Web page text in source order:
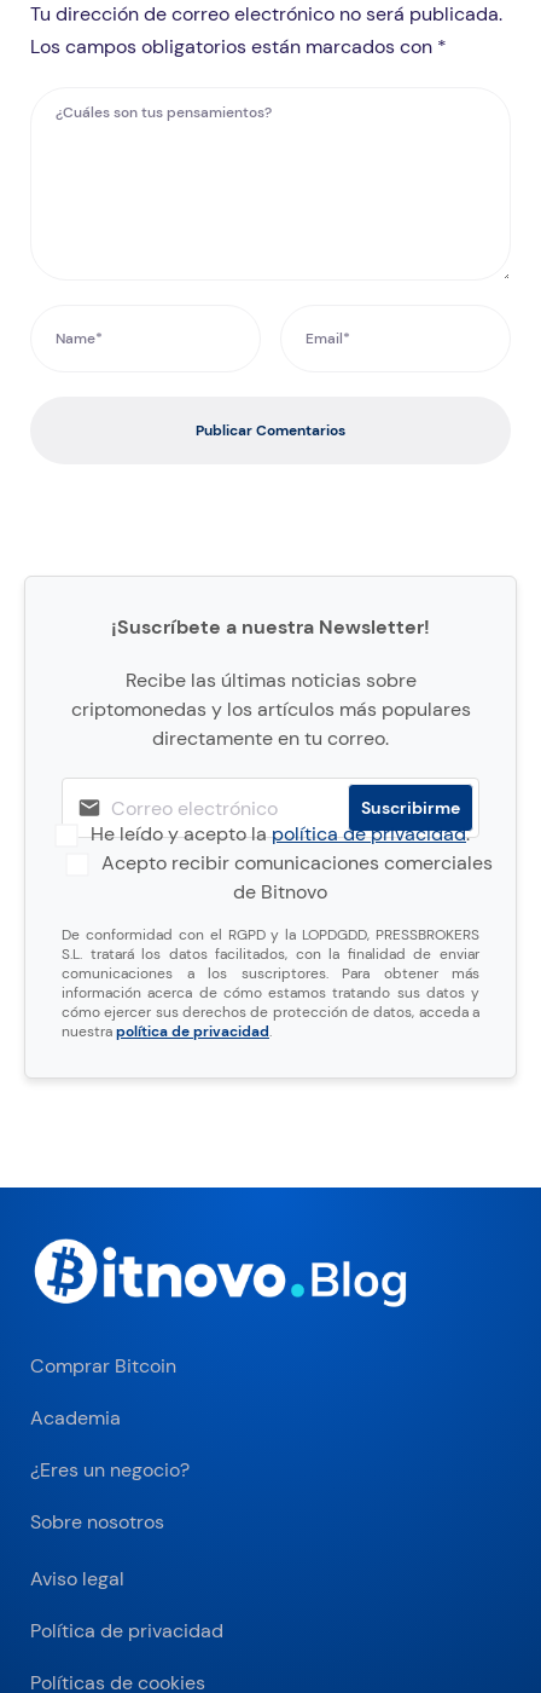
Tu dirección de correo electrónico no será publicada.
Los campos obligatorios están marcados con *
Publicar Comentarios
¡Suscríbete a nuestra Newsletter!
Recibe las últimas noticias sobre
criptomonedas y los artículos más populares
directamente en tu correo.
He leído y acepto lapolítica de privacidad.
Acepto recibir comunicaciones comerciales
de Bitnovo
De conformidad con el RGPD y la LOPDGDD, PRESSBROKERS
S.L. tratará los datos facilitados, con la finalidad de enviar
comunicaciones a los suscriptores. Para obtener más
información acerca de cómo estamos tratando sus datos y
cómo ejercer sus derechos de protección de datos, acceda a
nuestrapolítica de privacidad.
Comprar Bitcoin
Academia
¿Eres un negocio?
Sobre nosotros
Aviso legal
Política de privacidad
Políticas de cookies